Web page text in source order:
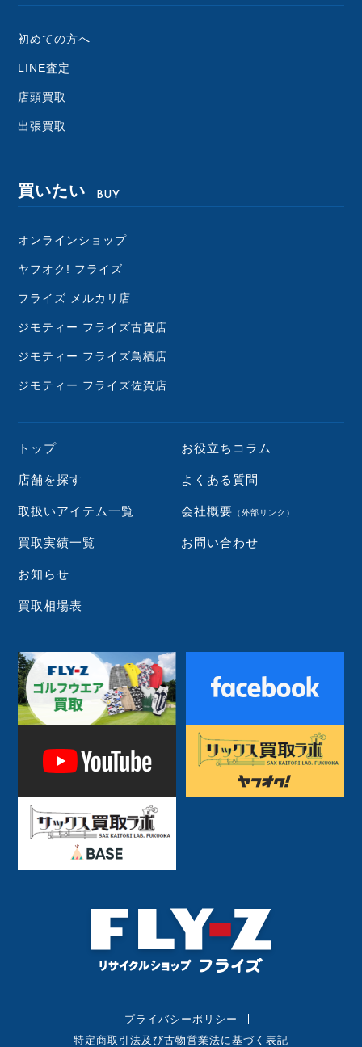
初めての方へ
LINE査定
店頭買取
出張買取
買いたい BUY
オンラインショップ
ヤフオク! フライズ
フライズ メルカリ店
ジモティー フライズ古賀店
ジモティー フライズ鳥栖店
ジモティー フライズ佐賀店
トップ
店舗を探す
取扱いアイテム一覧
買取実績一覧
お知らせ
買取相場表
お役立ちコラム
よくある質問
会社概要 （外部リンク）
お問い合わせ
プライバシーポリシー
特定商取引法及び古物営業法に基づく表記